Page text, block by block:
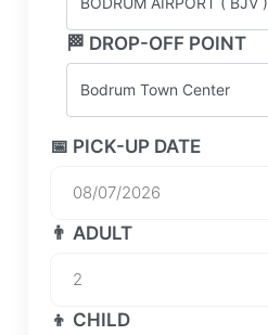
🏁 DROP-OFF POINT
Bodrum Town Center
📅 PICK-UP DATE
👨 ADULT
👦 CHILD